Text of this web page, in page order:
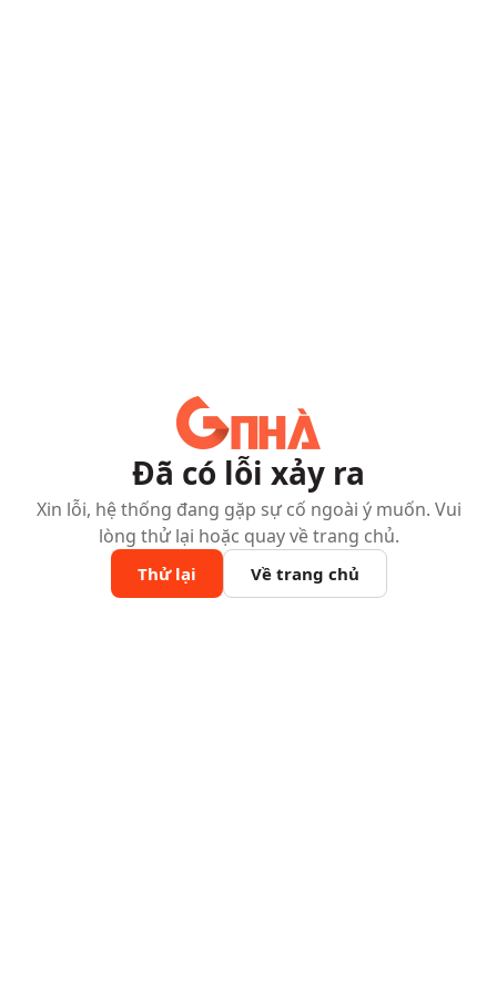
Đã có lỗi xảy ra
Xin lỗi, hệ thống đang gặp sự cố ngoài ý muốn. Vui
lòng thử lại hoặc quay về trang chủ.
Thử lại Về trang chủ